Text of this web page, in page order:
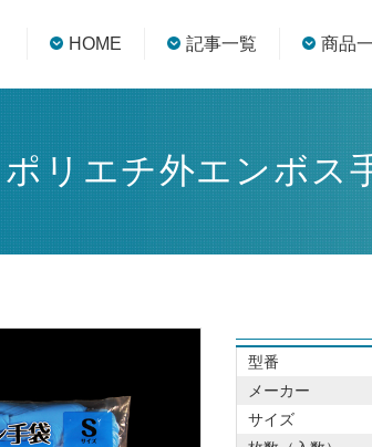
HOME 記事一覧 商品
リエチ外エンボス
型番
メーカー
サイズ